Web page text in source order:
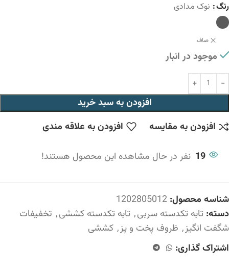
رنگ نوک مدادی
صاف
موجود در انبار
افزودن به سبد خرید
افزودن به مقایسه
افزودن به علاقه مندی
19 نفر در حال مشاهده این محصول هستند!
شناسه محصول: 1202805012
دسته: تابه تکدسته سربی, تابه تکدسته کششی, تخفیفات
شگفت انگیز, ظروف پخت و پز, کششی
اشتراک گذاری: